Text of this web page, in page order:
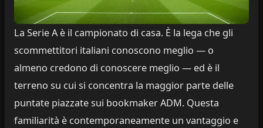
La Serie A è il campionato di casa. È la lega che gli
scommettitori italiani conoscono meglio — o
almeno credono di conoscere meglio — ed è il
terreno su cui si concentra la maggior parte delle
puntate piazzate sui bookmaker ADM. Questa
familiarità è contemporaneamente un vantaggio e